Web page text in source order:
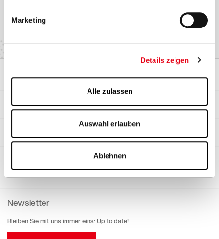
Marketing
Details zeigen
Alle zulassen
Auswahl erlauben
Ablehnen
Newsletter
Bleiben Sie mit uns immer eins: Up to date!
Sonnenschirme
Referenzen
Sponsoring